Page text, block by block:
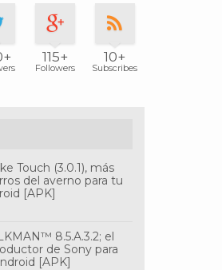
115+
Followers
10+
Subscribes
Touch (3.0.1), más
del averno para tu
[APK]
8.5.A.3.2; el
de Sony para
[APK]